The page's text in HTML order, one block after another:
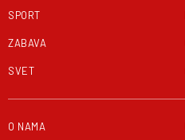
SPORT
ZABAVA
SVET
O NAMA